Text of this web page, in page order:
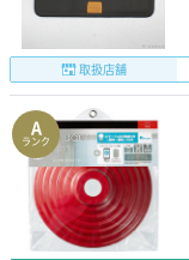
取扱店舗
A
ランク